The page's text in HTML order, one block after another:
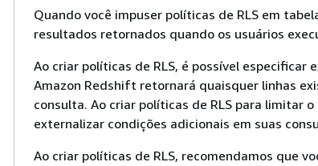
Quando você impuser políticas de RLS em
resultados retornados quando os usuários
Ao criar políticas de RLS, é possível especificar
Amazon Redshift retornará quaisquer linhas
consulta. Ao criar políticas de RLS para limitar
externalizar condições adicionais em suas
Ao criar políticas de RLS, recomendamos que